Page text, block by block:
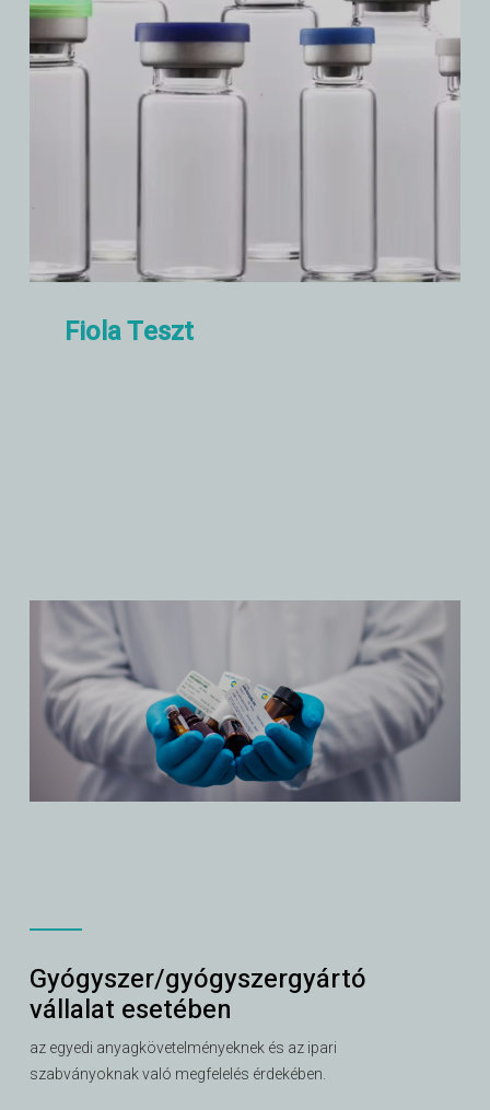
FiolaTeszt
Gyógyszer/gyógyszergyártó
vállalat esetében
az egyedi anyagkövetelményeknek és az ipari
szabványoknak való megfelelés érdekében.